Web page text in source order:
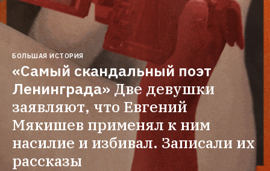
БОЛЬШАЯ ИСТОРИЯ
«Самый скандальный поэт
Ленинграда»Две девушки
заявляют, что Евгений
Мякишев применял к ним
насилие и избивал. Записали их
рассказы